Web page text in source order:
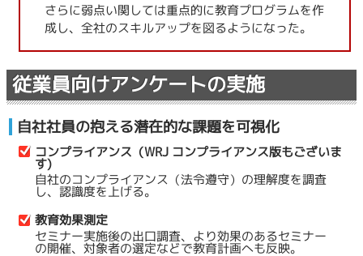
さらに弱点い関しては重点的に教育プログラムを作
成し、全社のスキルアップを図るようになった。
従業員向けアンケートの実施
自社社員の抱える潜在的な課題を可視化
コンプライアンス（WRJ コンプライアンス版もございま
す)
自社のコンプライアンス（法令遵守）の理解度を調査
し、認識度を上げる。
教育効果測定
セミナー実施後の出口調査、より効果のあるセミナー
の開催、対象者の選定などで教育計画へも反映。